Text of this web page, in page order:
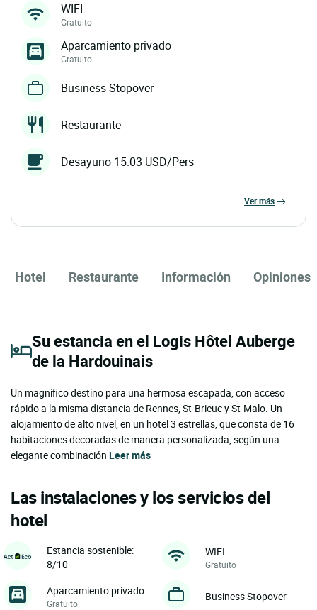
WIFI
Gratuito
Aparcamiento privado
Gratuito
Business Stopover
Restaurante
Desayuno 15.03 USD/Pers
ver más
Hotel Restaurante Información Opiniones
Su estancia en el Logis Hôtel Auberge
de la Hardouinais
Un magnífico destino para una hermosa escapada, con acceso
rápido a la misma distancia de Rennes, St-Brieuc y St-Malo. Un
alojamiento de alto nivel, en un hotel 3 estrellas, que consta de 16
habitaciones decoradas de manera personalizada, según una
elegante combinación Leer más
Las instalaciones y los servicios del
hotel
Estancia sostenible:
8/10
WIFI
Gratuito
Aparcamiento privado
Gratuito
Business Stopover